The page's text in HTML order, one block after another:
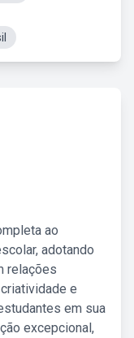
ao
adotando
relações
e
em sua
excepcional,